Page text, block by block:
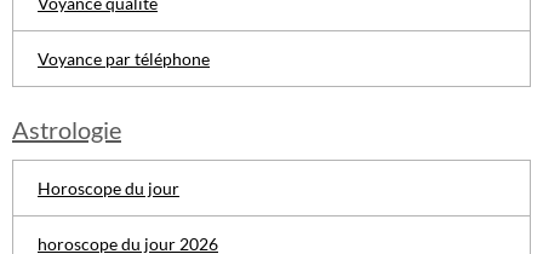
Voyance par téléphone
Astrologie
Horoscope du jour
horoscope du jour 2026